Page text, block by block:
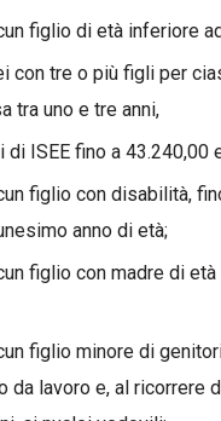
figlio di età inferiore
con tre o più figli per
tra uno e tre anni,
di ISEE fino a 43.240,00
figlio con disabilità,
anno di età;
figlio con madre di età
figlio minore di
da lavoro e, al ricorrere